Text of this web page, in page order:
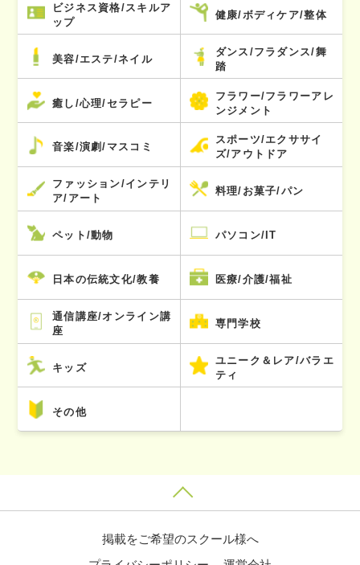
ビジネス資格/スキルア
ップ
健康/ボディケア/整体
美容/エステ/ネイル
ダンス/フラダンス/舞
踏
癒し/心理/セラピー
フラワー/フラワーアレ
ンジメント
音楽/演劇/マスコミ
スポーツ/エクササイ
ズ/アウトドア
ファッション/インテリ
ア/アート
料理/お菓子/パン
ペット/動物 パソコン/IT
日本の伝統文化/教養 医療/介護/福祉
通信講座/オンライン講
座
専門学校
キッズ
ユニーク＆レア/バラエ
ティ
その他
掲載をご希望のスクール様へ